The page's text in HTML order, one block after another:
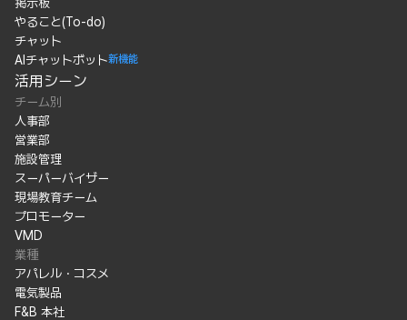
やること(To-do)
チャット
AIチャットボット新機能
活用シーン
チーム別
人事部
営業部
施設管理
スーパーバイザー
現場教育チーム
プロモーター
VMD
業種
アパレル・コスメ
電気製品
F&B 本社